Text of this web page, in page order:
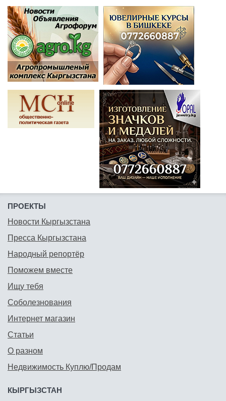
ПРОЕКТЫ
Новости Кыргызстана
Пресса Кыргызстана
Народный репортёр
Поможем вместе
Ищу тебя
Соболезнования
Интернет магазин
Статьи
О разном
Недвижимость Куплю/Продам
КЫРГЫЗСТАН